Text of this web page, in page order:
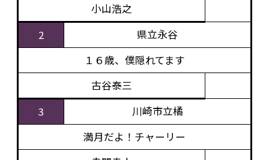
小山浩之
2
県立永谷
１６歳、僕隠れてます
古谷泰三
3
川崎市立橘
満月だよ！チャーリー